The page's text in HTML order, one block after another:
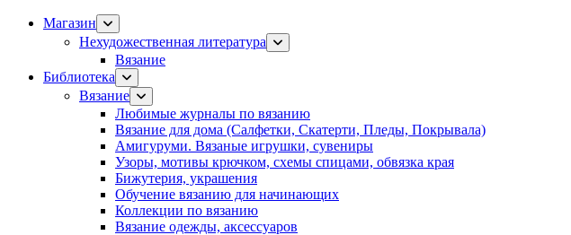
Магазин
Нехудожественная литература
Вязание
Библиотека
Вязание
Любимые журналы по вязанию
Вязание для дома (Салфетки, Скатерти, Пледы, Покрывала)
Амигуруми. Вязаные игрушки, сувениры
Узоры, мотивы крючком, схемы спицами, обвязка края
Бижутерия, украшения
Обучение вязанию для начинающих
Коллекции по вязанию
Вязание одежды, аксессуаров